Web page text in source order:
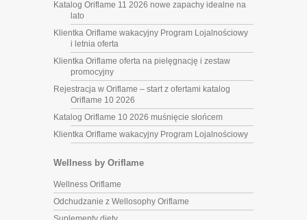
Katalog Oriflame 11 2026 nowe zapachy idealne na
lato
Klientka Oriflame wakacyjny Program Lojalnościowy
i letnia oferta
Klientka Oriflame oferta na pielęgnację i zestaw
promocyjny
Rejestracja w Oriflame – start z ofertami katalog
Oriflame 10 2026
Katalog Oriflame 10 2026 muśnięcie słońcem
Klientka Oriflame wakacyjny Program Lojalnościowy
Wellness by Oriflame
Wellness Oriflame
Odchudzanie z Wellosophy Oriflame